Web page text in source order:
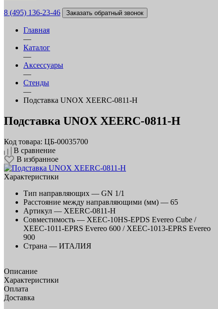
8 (495) 136-23-46 Заказать обратный звонок
Главная
—
Каталог
—
Аксессуары
—
Стенды
—
Подставка UNOX XEERC-0811-H
Подставка UNOX XEERC-0811-H
Код товара: ЦБ-00035700
В сравнение
В избранное
Характеристики
Тип направляющих — GN 1/1
Расстояние между направляющими (мм) — 65
Артикул — XEERC-0811-H
Совместимость — XEEC-10HS-EPDS Evereo Cube /
XEEC-1011-EPRS Evereo 600 / XEEC-1013-EPRS Evereo
900
Страна — ИТАЛИЯ
Описание
Характеристики
Оплата
Доставка